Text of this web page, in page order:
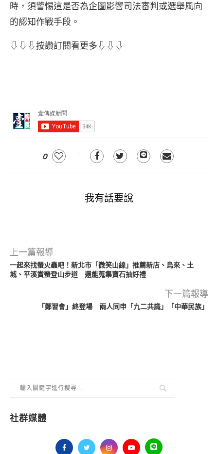
時，須警惕這是否為企圖影響司法審判或選舉風向
的認知作戰手段。
⇩⇩⇩按讚訂閱看更多⇩⇩⇩
0
我有話要說
上一篇報導
一起來找螢火蟲吧！新北市「微笑山線」推薦新店、烏來、土
城、平溪賞螢登山步道 還能蒐集寶石抽好禮
下一篇報導
「鄭習會」終登場 兩人同申「九二共識」「中華民族」
社群媒體